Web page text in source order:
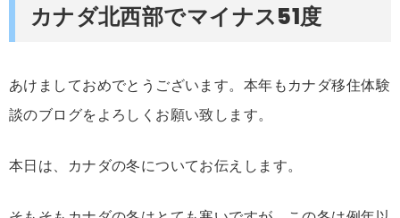
カナダ北西部でマイナス51度
あけましておめでとうございます。本年もカナダ移住体験
談のブログをよろしくお願い致します。
本日は、カナダの冬についてお伝えします。